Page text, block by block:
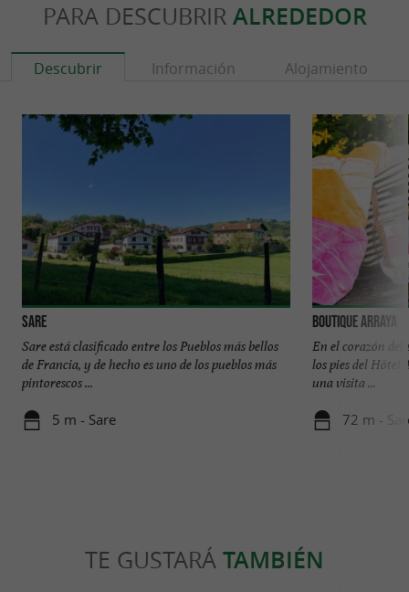
PARA DESCUBRIR ALREDEDOR
Descubrir Información Alojamiento
Sare
Sare está clasificado entre los Pueblos más bellos
de Francia, y de hecho es uno de los pueblos más
pintorescos ...
5 m - Sare
Boutique Arraya
En el corazón del
los pies del Hôtel
una visita ...
72 m -
TE GUSTARÁ TAMBIÉN